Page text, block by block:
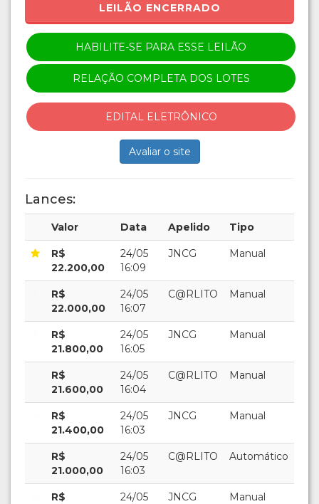
LEILÃO ENCERRADO
HABILITE-SE PARA ESSE LEILÃO
RELAÇÃO COMPLETA DOS LOTES
EDITAL ELETRÔNICO
Avaliar o site
Lances:
Valor Data Apelido Tipo
R$
22.200,00
24/05
16:09
JNCG Manual
R$
22.000,00
24/05
16:07
C@RLITO Manual
R$
21.800,00
24/05
16:05
JNCG Manual
R$
21.600,00
24/05
16:04
C@RLITO Manual
R$
21.400,00
24/05
16:03
JNCG Manual
R$
21.000,00
24/05
16:03
C@RLITO Automático
R$
24/05
JNCG Manual